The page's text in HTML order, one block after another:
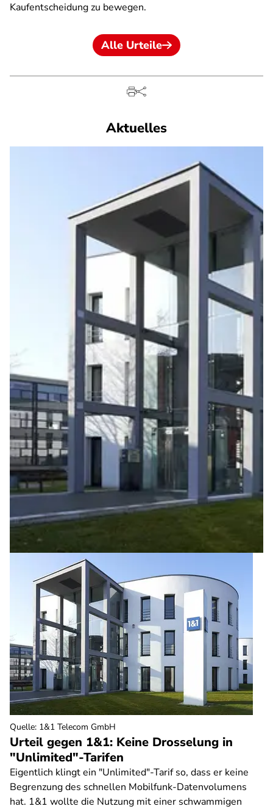
Kaufentscheidung zu bewegen.
Alle Urteile
Aktuelles
Urteil gegen 1&1: Keine Drosselung in
"Unlimited"-Tarifen
Eigentlich klingt ein "Unlimited"-Tarif so, dass er keine
Begrenzung des schnellen Mobilfunk-Datenvolumens
hat. 1&1 wollte die Nutzung mit einer schwammigen
Quelle: 1&1 Telecom GmbH